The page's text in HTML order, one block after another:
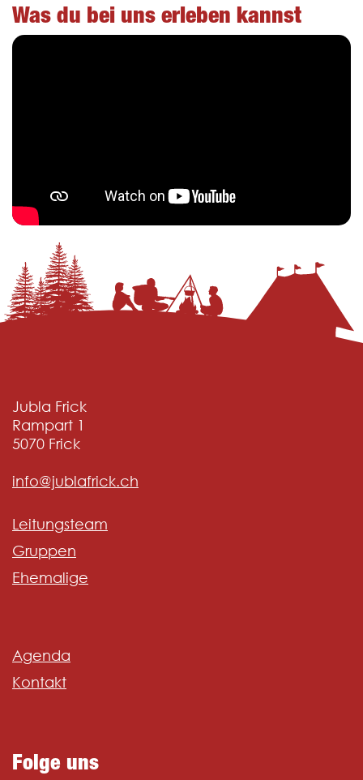
Was du bei uns erleben kannst
Jubla Frick
Rampart 1
5070 Frick
info@jublafrick.ch
Leitungsteam
Gruppen
Ehemalige
Agenda
Kontakt
Folge uns